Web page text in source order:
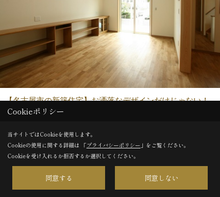
【名古屋市の新築住宅】お洒落なデザインだけじゃない！
地震に強いＴＩＰ構法の家
名古屋市Ａ様邸
Cookieポリシー
当サイトではCookieを使用します。
Cookieの使用に関する詳細は 「プライバシーポリシー 」をご覧ください。
Cookieを受け入れるか拒否するか選択してください。
同意する 同意しない